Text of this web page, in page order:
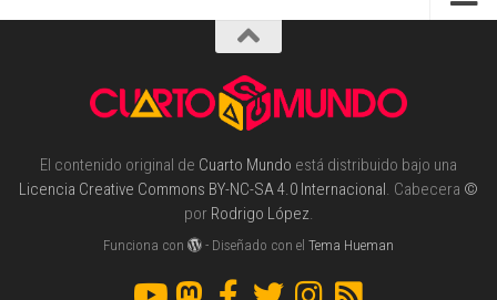
El contenido original de Cuarto Mundo está distribuido bajo una
Licencia Creative Commons BY-NC-SA 4.0 Internacional. Cabecera ©
por Rodrigo López.
Funciona con - Diseñado con elTema Hueman